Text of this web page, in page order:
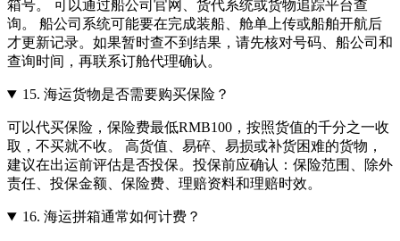
箱号。 可以通过船公司官网、货代系统或货物追踪平台查
询。 船公司系统可能要在完成装船、舱单上传或船舶开航后
才更新记录。如果暂时查不到结果，请先核对号码、船公司和
查询时间，再联系订舱代理确认。
15. 海运货物是否需要购买保险？
可以代买保险，保险费最低RMB100，按照货值的千分之一收
取，不买就不收。 高货值、易碎、易损或补货困难的货物，
建议在出运前评估是否投保。投保前应确认：保险范围、除外
责任、投保金额、保险费、理赔资料和理赔时效。
16. 海运拼箱通常如何计费？